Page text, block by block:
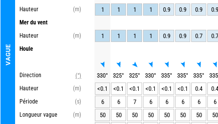
VAGUE
Hauteur
(m)
Mer du vent
Hauteur
(m)
Houle
Direction
(°)
Hauteur
(m)
Période
(s)
Longueur vague
(m)
1 1 1 1 0.9 0.9 0.9 0.9
1 1 1 1 0.9 0.9 0.7 0.7
330° 325° 325° 330° 335° 335° 335°
335
<0.1
<0.1 <0.1 <0.1 <0.1 <0.1 0.4
0.4
6
6 7 6 6 6 6
6
50
50 50 50 50 50 50
50